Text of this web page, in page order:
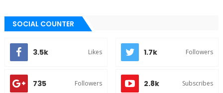
SOCIAL COUNTER
3.5k Likes 1.7k Followers
735 Followers 2.8k Subscribes